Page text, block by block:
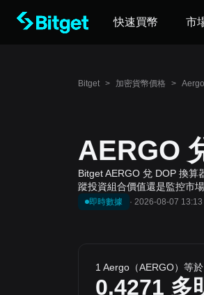
快速買幣 市
Bitget > 加密貨幣價格 >
AERGO
Bitget AERGO 兌 DOP 換
蹤投資組合價值還是監控市
即時數據 · 2026-08-07 13:13
1 Aergo（AERGO）等於
0.4271 多